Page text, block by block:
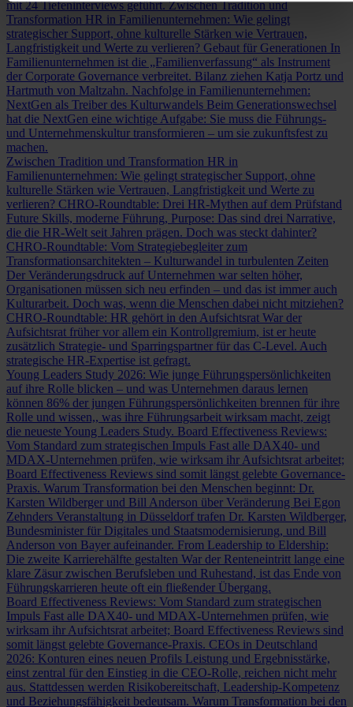
mit 24 Tiefeninterviews geführt.Zwischen Tradition und
Transformation HR in Familienunternehmen: Wie gelingt
strategischer Support, ohne kulturelle Stärken wie Vertrauen,
Langfristigkeit und Werte zu verlieren? Gebaut für Generationen In
Familienunternehmen ist die „Familienverfassung“ als Instrument
der Corporate Governance verbreitet. Bilanz ziehen Katja Portz und
Hartmuth von Maltzahn. Nachfolge in Familienunternehmen:
NextGen als Treiber des Kulturwandels Beim Generationswechsel
hat die NextGen eine wichtige Aufgabe: Sie muss die Führungs-
und Unternehmenskultur transformieren – um sie zukunftsfest zu
machen.
Zwischen Tradition und Transformation HR in
Familienunternehmen: Wie gelingt strategischer Support, ohne
kulturelle Stärken wie Vertrauen, Langfristigkeit und Werte zu
verlieren? CHRO-Roundtable: Drei HR-Mythen auf dem Prüfstand
Future Skills, moderne Führung, Purpose: Das sind drei Narrative,
die die HR-Welt seit Jahren prägen. Doch was steckt dahinter?
CHRO-Roundtable: Vom Strategiebegleiter zum
Transformationsarchitekten – Kulturwandel in turbulenten Zeiten
Der Veränderungsdruck auf Unternehmen war selten höher,
Organisationen müssen sich neu erfinden – und das ist immer auch
Kulturarbeit. Doch was, wenn die Menschen dabei nicht mitziehen?
CHRO-Roundtable: HR gehört in den Aufsichtsrat War der
Aufsichtsrat früher vor allem ein Kontrollgremium, ist er heute
zusätzlich Strategie- und Sparringspartner für das C-Level. Auch
strategische HR-Expertise ist gefragt.
Young Leaders Study 2026: Wie junge Führungspersönlichkeiten
auf ihre Rolle blicken – und was Unternehmen daraus lernen
können 86% der jungen Führungspersönlichkeiten brennen für ihre
Rolle und wissen,, was ihre Führungsarbeit wirksam macht, zeigt
die neueste Young Leaders Study. Board Effectiveness Reviews:
Vom Standard zum strategischen Impuls Fast alle DAX40- und
MDAX-Unternehmen prüfen, wie wirksam ihr Aufsichtsrat arbeitet;
Board Effectiveness Reviews sind somit längst gelebte Governance-
Praxis. Warum Transformation bei den Menschen beginnt: Dr.
Karsten Wildberger und Bill Anderson über Veränderung Bei Egon
Zehnders Veranstaltung in Düsseldorf trafen Dr. Karsten Wildberger,
Bundesminister für Digitales und Staatsmodernisierung, und Bill
Anderson von Bayer aufeinander. From Leadership to Eldership:
Die zweite Karrierehälfte gestalten War der Renteneintritt lange eine
klare Zäsur zwischen Berufsleben und Ruhestand, ist das Ende von
Führungskarrieren heute oft ein fließender Übergang.
Board Effectiveness Reviews: Vom Standard zum strategischen
Impuls Fast alle DAX40- und MDAX-Unternehmen prüfen, wie
wirksam ihr Aufsichtsrat arbeitet; Board Effectiveness Reviews sind
somit längst gelebte Governance-Praxis. CEOs in Deutschland
2026: Konturen eines neuen Profils Leistung und Ergebnisstärke,
einst zentral für den Einstieg in die CEO-Rolle, reichen nicht mehr
aus. Stattdessen werden Risikobereitschaft, Leadership-Kompetenz
und Beziehungsfähigkeit bedeutsam. Warum Transformation bei den